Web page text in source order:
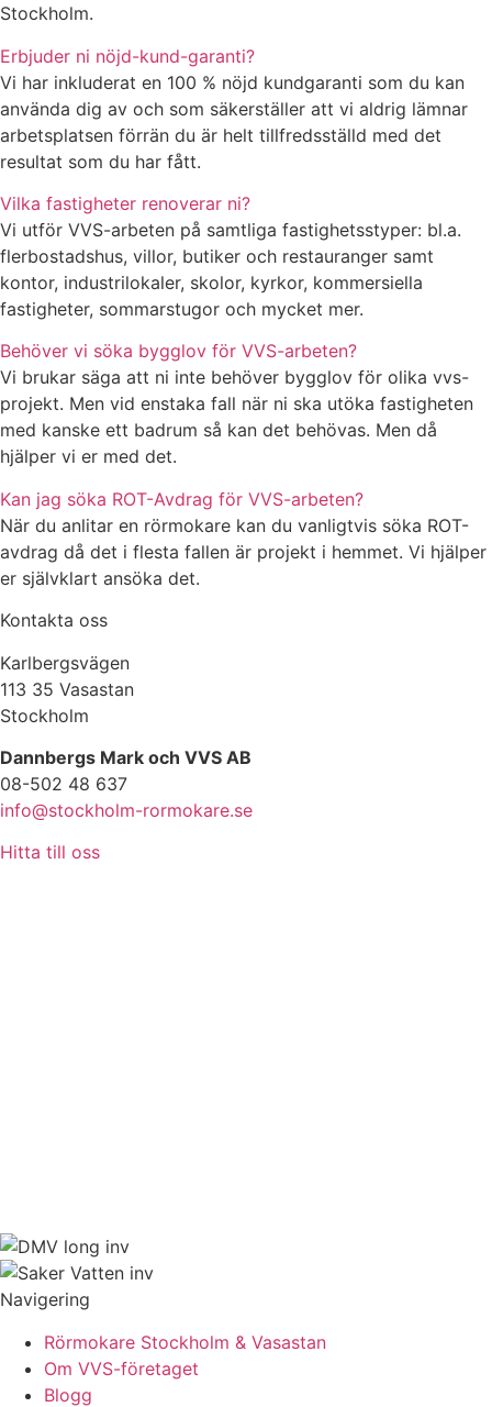
Stockholm.
Erbjuder ni nöjd-kund-garanti?
Vi har inkluderat en 100 % nöjd kundgaranti som du kan
använda dig av och som säkerställer att vi aldrig lämnar
arbetsplatsen förrän du är helt tillfredsställd med det
resultat som du har fått.
Vilka fastigheter renoverar ni?
Vi utför VVS-arbeten på samtliga fastighetsstyper: bl.a.
flerbostadshus, villor, butiker och restauranger samt
kontor, industrilokaler, skolor, kyrkor, kommersiella
fastigheter, sommarstugor och mycket mer.
Behöver vi söka bygglov för VVS-arbeten?
Vi brukar säga att ni inte behöver bygglov för olika vvs-
projekt. Men vid enstaka fall när ni ska utöka fastigheten
med kanske ett badrum så kan det behövas. Men då
hjälper vi er med det.
Kan jag söka ROT-Avdrag för VVS-arbeten?
När du anlitar en rörmokare kan du vanligtvis söka ROT-
avdrag då det i flesta fallen är projekt i hemmet. Vi hjälper
er självklart ansöka det.
Kontakta oss
Karlbergsvägen
113 35 Vasastan
Stockholm
Dannbergs Mark och VVS AB
08-502 48 637
info@stockholm-rormokare.se
Hitta till oss
Navigering
Rörmokare Stockholm & Vasastan
Om VVS-företaget
Blogg